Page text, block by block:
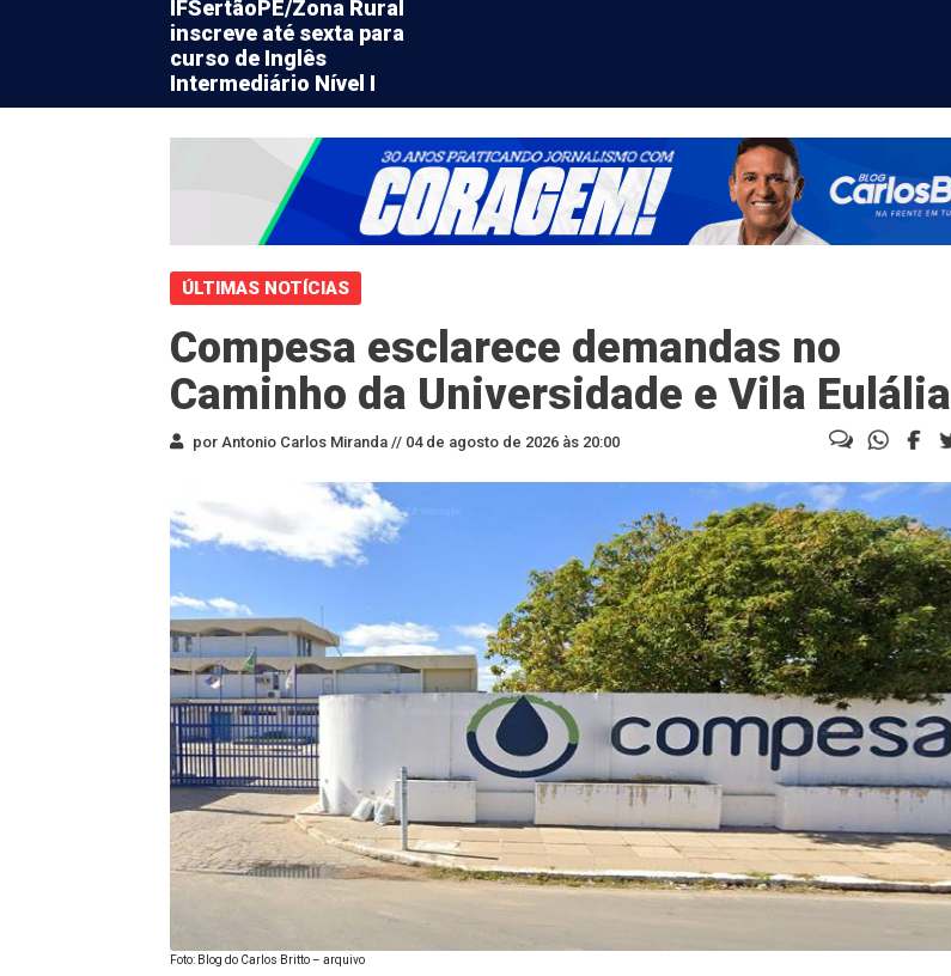
IFSertãoPE/Zona Rural
inscreve até sexta para
curso de Inglês
Intermediário Nível I
ÚLTIMAS NOTÍCIAS
Compesa esclarece demandas no
Caminho da Universidade e Vila Eulália
por Antonio Carlos Miranda // 04 de agosto de 2026 às 20:00
Foto: Blog do Carlos Britto – arquivo